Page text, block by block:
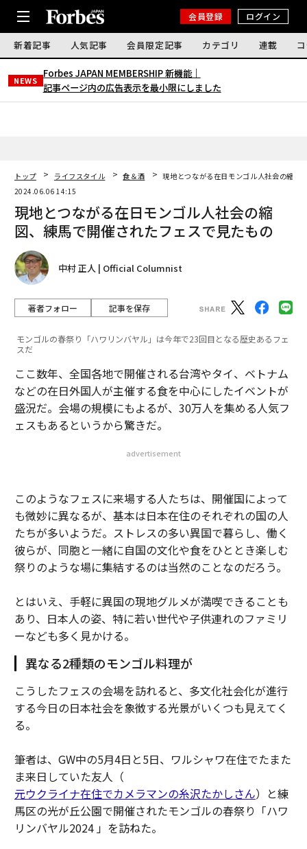
会員登録 ログイン
新着記事 人気記事 会員限定記事 カテゴリ 連載
NEWS
Forbes JAPAN MEMBERSHIP 新機能｜
記事ページ内の広告表示を最小限にしました
トップ ライフスタイル 食＆酒
現地とつながる在日モンゴル人社会の縮図
2024.06.06 14:15
現地とつながる在日モンゴル人社会の縮
図、練馬で開催されたフェスで見たもの
中村 正人 | Official Columnist
著者フォロー 記事を保存
モンゴルの春祭り「ハワリンバヤル」は今年で23回目となる歴史あるフェ
スだ
ここ数年、全国各地で開催される台湾やタイ、ベトナム
などの在日外国人が主催する食を中心にしたイベントが
盛況だ。会場の規模にもよるが、30万人を集める人気フ
ェスもあるというから驚きだ。
advertisement
このようなフェスに来場する人たちは、開催国によって
も微妙に異なるが、基本は日本在住のそれぞれの国の人
たちが多いようだ。ストレスの多い異国で暮らし、働く
彼らが、同胞と一緒に自国の文化や食をひととき楽しむ
祭りのような場に集結するのは当然のことなのだろう。
とはいえ、手軽に異国の現地グルメが満喫できることも
あり、日本人の姿、特に若い世代や子供連れのファミリ
ーなども多く見かける。
異なる2種類のモンゴル料理が
こうしたフェスの会場を訪れると、多文化社会化が進行
する今日の日本社会を象徴する光景がいくつも見えてく
る。
筆者は、GW中の5月4日と5日、ワルシャワ在住でたまた
ま来日していた友人（
元ウクライナ在住でカメラマンの糸沢たかしさん）と練
馬区の光が丘公園で開催されたモンゴルの春祭り「ハワ
リンバヤル2024 」を訪ねた。